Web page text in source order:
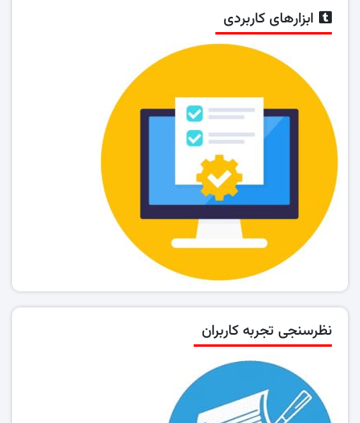
ابزارهای کاربردی
نظرسنجی تجربه کاربران